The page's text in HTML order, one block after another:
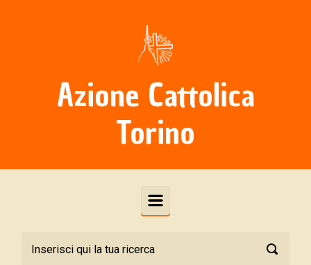
Azione Cattolica
Torino